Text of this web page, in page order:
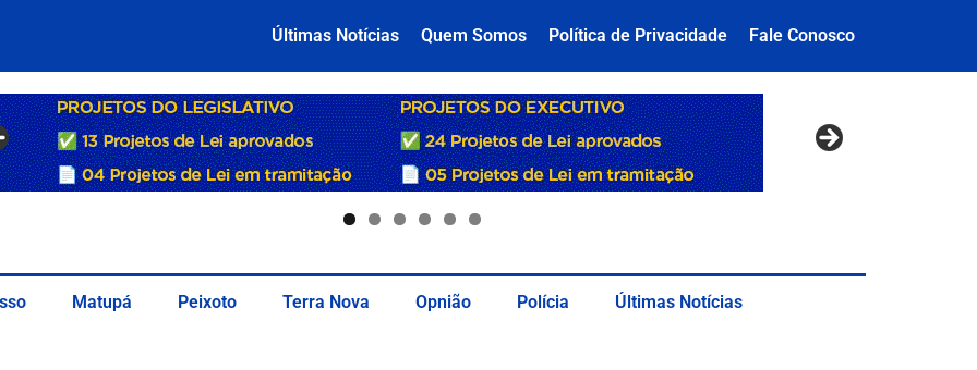
Últimas Notícias Quem Somos Política de Privacidade Fale Conosco
Matupá Peixoto Terra Nova Opnião Polícia Últimas Notícias